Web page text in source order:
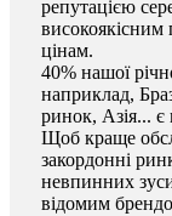
репутацією
цінам.
40% нашої
наприклад,
ринок, Азія...
Щоб краще
закордонні
невпинних
відомим